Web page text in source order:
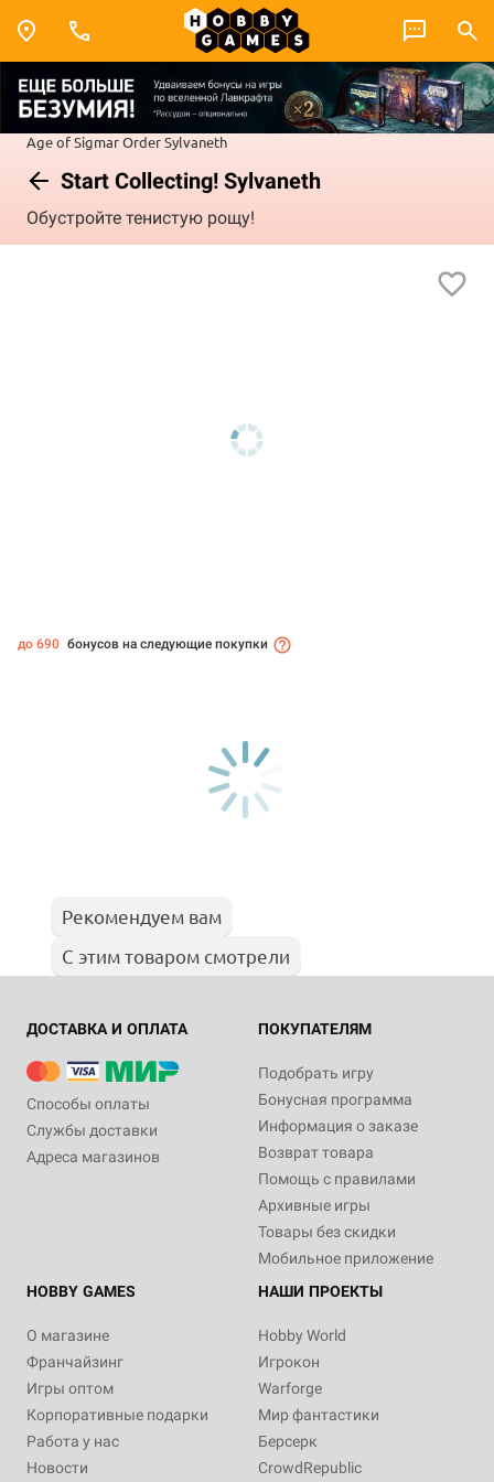
Age of SigmarOrderSylvaneth
Start Collecting! Sylvaneth
Обустройте тенистую рощу!
до 690 бонусов на следующие покупки
Рекомендуем вам
С этим товаром смотрели
ДОСТАВКА И ОПЛАТА
Способы оплаты
Службы доставки
Адреса магазинов
ПОКУПАТЕЛЯМ
Подобрать игру
Бонусная программа
Информация о заказе
Возврат товара
Помощь с правилами
Архивные игры
Товары без скидки
Мобильное приложение
HOBBY GAMES
О магазине
Франчайзинг
Игры оптом
Корпоративные подарки
Работа у нас
Новости
НАШИ ПРОЕКТЫ
Hobby World
Игрокон
Warforge
Мир фантастики
Берсерк
CrowdRepublic